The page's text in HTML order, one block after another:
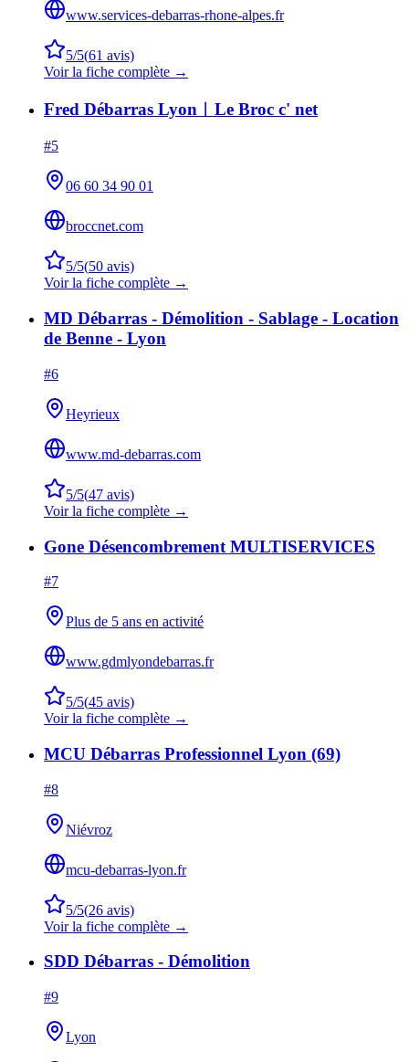
www.services-debarras-rhone-alpes.fr
5/5(61 avis)
Voir la fiche complète →
Fred Débarras Lyon︱Le Broc c' net
#5
06 60 34 90 01
broccnet.com
5/5(50 avis)
Voir la fiche complète →
MD Débarras - Démolition - Sablage - Location
de Benne - Lyon
#6
Heyrieux
www.md-debarras.com
5/5(47 avis)
Voir la fiche complète →
Gone Désencombrement MULTISERVICES
#7
Plus de 5 ans en activité
www.gdmlyondebarras.fr
5/5(45 avis)
Voir la fiche complète →
MCU Débarras Professionnel Lyon (69)
#8
Niévroz
mcu-debarras-lyon.fr
5/5(26 avis)
Voir la fiche complète →
SDD Débarras - Démolition
#9
Lyon